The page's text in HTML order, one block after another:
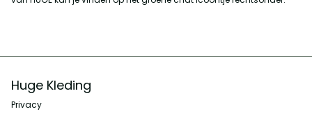
Huge Kleding
Privacy